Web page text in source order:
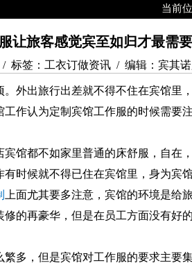
当前
让旅客感觉宾至如归才最需要
/ 标签：工衣订做资讯 / 编辑：宾其
外出旅行出差就不得不住在宾馆里
作认为定制宾馆工作服的时候需要
馆都不如家里普通的床舒服，自在
时候就不得已住在宾馆里，身为宾
上面尤其要多注意，宾馆的环境是给
的再豪华，但是在员工方面没有好
繁多，但是宾馆对工作服的要求主要